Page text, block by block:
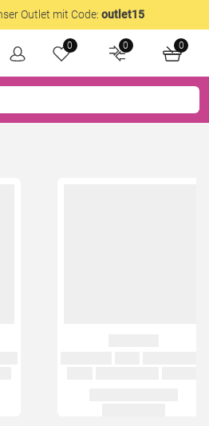
Outlet mit Code: outlet15
0 0 0